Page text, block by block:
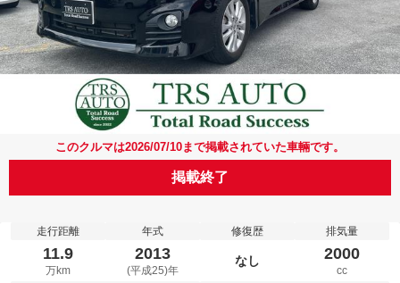
このクルマは2026/07/10まで掲載されていた車輛です。
掲載終了
走行距離
11.9
万km
年式
2013
(平成25)年
修復歴
なし
排気量
2000
cc